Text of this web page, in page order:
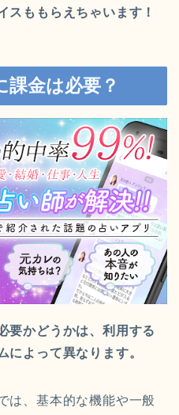
スももらえちゃいます！
金は必要？
要かどうかは、利用する
によって異なります。
は、基本的な機能や一般